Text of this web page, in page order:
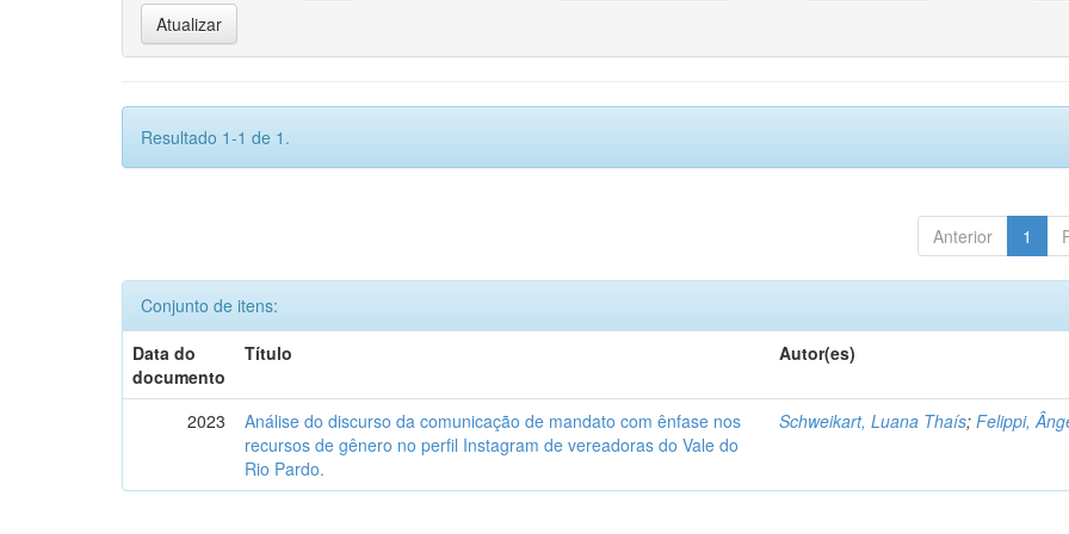
Resultado 1-1 de 1.
Anterior 1
Conjunto de itens:
Data do
documento
Título Autor(es)
2023
Análise do discurso da comunicação de mandato com ênfase nos
recursos de gênero no perfil Instagram de vereadoras do Vale do
Rio Pardo.
Schweikart, Luana Thaís;Felippi,